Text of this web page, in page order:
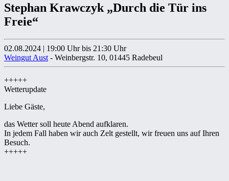
Stephan Krawczyk „Durch die Tür ins
Freie“
02.08.2024 | 19:00 Uhr bis 21:30 Uhr
Weingut Aust - Weinbergstr. 10, 01445 Radebeul
+++++
Wetterupdate
Liebe Gäste,
das Wetter soll heute Abend aufklaren.
In jedem Fall haben wir auch Zelt gestellt, wir freuen uns auf Ihren
Besuch.
+++++